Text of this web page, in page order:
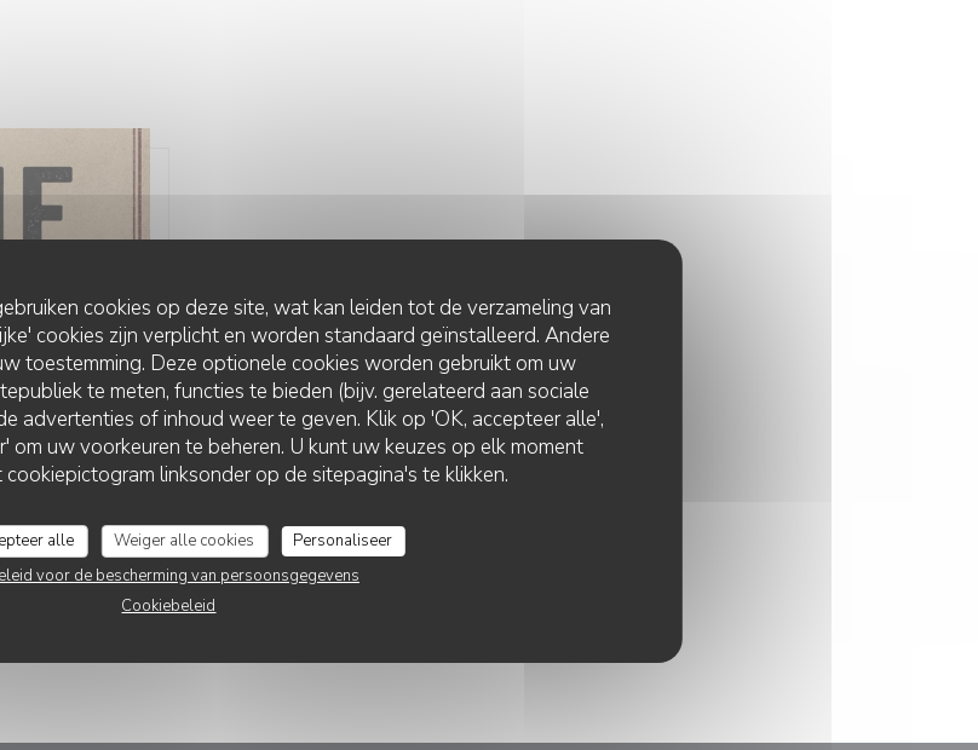
cookies op deze site, wat kan leiden tot de verzameling van
cookies zijn verplicht en worden standaard geïnstalleerd. Andere
toestemming. Deze optionele cookies worden gebruikt om uw
te meten, functies te bieden (bijv. gerelateerd aan sociale
advertenties of inhoud weer te geven. Klik op 'OK, accepteer alle',
om uw voorkeuren te beheren. U kunt uw keuzes op elk moment
linksonder op de sitepagina's te klikken.
alle Weiger alle cookies
Personaliseer
voor de bescherming van persoonsgegevens
Cookiebeleid
ELKE DAG VAN 11H30 TOT 22H30
LA VACHE.....QUE PIZZA!
RESTAURANT LA DÉSALPE